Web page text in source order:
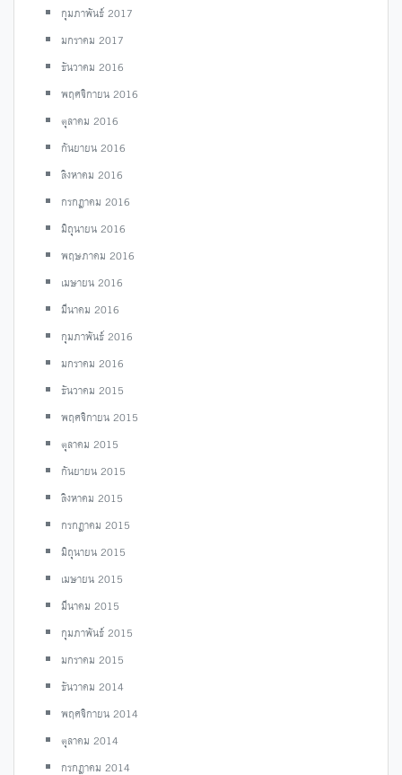
กุมภาพันธ์ 2017
มกราคม 2017
ธันวาคม 2016
พฤศจิกายน 2016
ตุลาคม 2016
กันยายน 2016
สิงหาคม 2016
กรกฎาคม 2016
มิถุนายน 2016
พฤษภาคม 2016
เมษายน 2016
มีนาคม 2016
กุมภาพันธ์ 2016
มกราคม 2016
ธันวาคม 2015
พฤศจิกายน 2015
ตุลาคม 2015
กันยายน 2015
สิงหาคม 2015
กรกฎาคม 2015
มิถุนายน 2015
เมษายน 2015
มีนาคม 2015
กุมภาพันธ์ 2015
มกราคม 2015
ธันวาคม 2014
พฤศจิกายน 2014
ตุลาคม 2014
กรกฎาคม 2014